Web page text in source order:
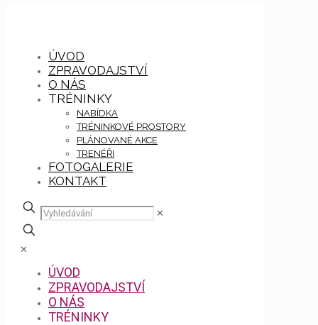
ÚVOD
ZPRAVODAJSTVÍ
O NÁS
TRÉNINKY
NABÍDKA
TRÉNINKOVÉ PROSTORY
PLÁNOVANÉ AKCE
TRENÉŘI
FOTOGALERIE
KONTAKT
✕
✕
ÚVOD
ZPRAVODAJSTVÍ
O NÁS
TRÉNINKY